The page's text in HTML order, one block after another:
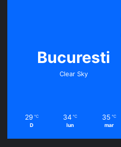
Bucuresti
Clear Sky
29 ℃
D
34 ℃
lun
35 ℃
mar